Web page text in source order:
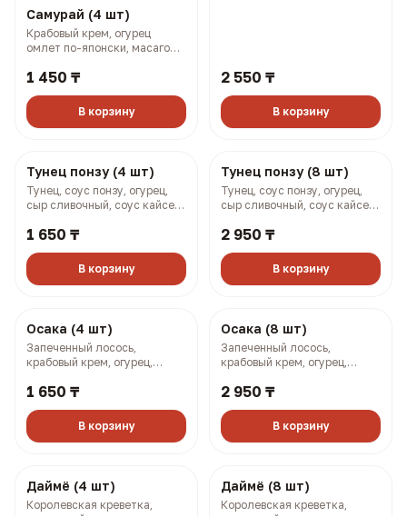
Самурай (4 шт)
Крабовый крем, огурец
омлет по-японски, масаго
1 450 ₸
В корзину
2 550 ₸
В корзину
Тунец понзу (4 шт)
Тунец, соус понзу, огурец,
сыр сливочный, соус кайсен,
фурикаке (144 гр, 246 ккал)
1 650 ₸
Тунец понзу (8 шт)
Тунец, соус понзу, огурец,
сыр сливочный, соус кайсен,
фурикаке (288 гр, 492 ккал)
2 950 ₸